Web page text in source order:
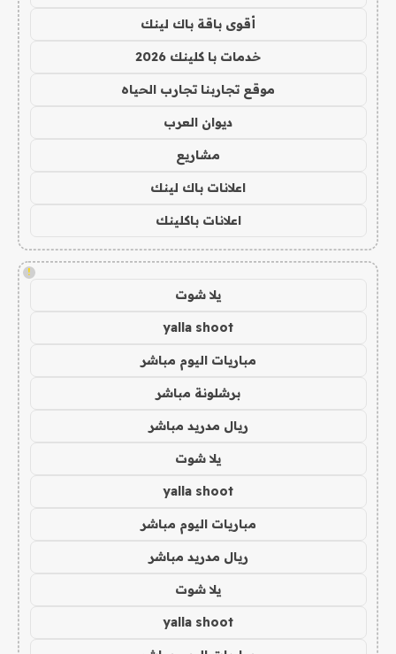
أقوى باقة باك لينك
خدمات با كلينك 2026
موقع تجاربنا تجارب الحياه
ديوان العرب
مشاريع
اعلانات باك لينك
اعلانات باكلينك
!
يلا شوت
yalla shoot
مباريات اليوم مباشر
برشلونة مباشر
ريال مدريد مباشر
يلا شوت
yalla shoot
مباريات اليوم مباشر
ريال مدريد مباشر
يلا شوت
yalla shoot